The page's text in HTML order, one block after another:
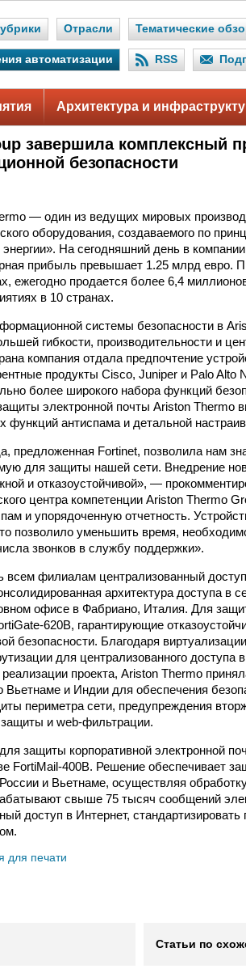
Отрасли Тематические
автоматизации RSS
Архитектура и
завершила комплексный
безопасности
— один из ведущих мировых
оборудования, создаваемого по
На сегодняшний день в
прибыль превышает 1.25 млрд евро.
ежегодно продается более 6,4
в 10 странах.
системы безопасности в
гибкости, производительности и
компания отдала предпочтение
продукты Cisco, Juniper и Palo
более широкого набора функций
электронной почты Ariston Thermo
функций антиспама и детальной
предложенная Fortinet, позволила нам
для защиты нашей сети. Внедрение
и отказоустойчивой», —
центра компетенции Ariston Thermo
и упорядоченную отчетность.
позволило уменьшить время,
звонков в службу поддержки».
всем филиалам централизованный
архитектура доступа в
офисе в Фабриано, Италия. Для
620B, гарантирующие
безопасности. Благодаря
для централизованного доступа
проекта, Ariston Thermo
Вьетнаме и Индии для обеспечения
периметра сети, предупреждения
и web-фильтрации.
защиты корпоративной электронной
FortiMail-400B. Решение обеспечивает
и Вьетнаме, осуществляя
свыше 75 тысяч сообщений
доступ в Интернет,
для печати
Статьи по